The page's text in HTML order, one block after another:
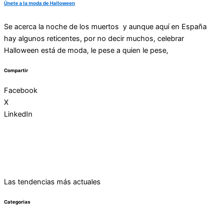
Únete a la moda de Halloween
Se acerca la noche de los muertos y aunque aquí en España
hay algunos reticentes, por no decir muchos, celebrar
Halloween está de moda, le pese a quien le pese,
Compartir
Facebook
X
LinkedIn
Las tendencias más actuales
Categorias